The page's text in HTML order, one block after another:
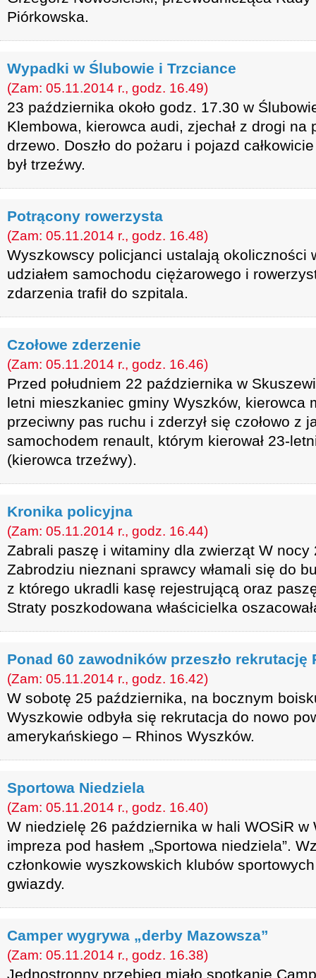
Piórkowska.
Wypadki w Ślubowie i Trzciance
(Zam: 05.11.2014 r., godz. 16.49)
23 października około godz. 17.30 w
Klembowa, kierowca audi, zjechał z drogi na
drzewo. Doszło do pożaru i pojazd
był trzeźwy.
Potrącony rowerzysta
(Zam: 05.11.2014 r., godz. 16.48)
Wyszkowscy policjanci ustalają okoliczności
udziałem samochodu ciężarowego i
zdarzenia trafił do szpitala.
Czołowe zderzenie
(Zam: 05.11.2014 r., godz. 16.46)
Przed południem 22 października w
letni mieszkaniec gminy Wyszków, kierowca
przeciwny pas ruchu i zderzył się czołowo z
samochodem renault, którym kierował 23-
(kierowca trzeźwy).
Kronika policyjna
(Zam: 05.11.2014 r., godz. 16.44)
Zabrali paszę i witaminy dla zwierząt W nocy
Zabrodziu nieznani sprawcy włamali się do
z którego ukradli kasę rejestrującą oraz
Straty poszkodowana właścicielka
Ponad 60 zawodników przeszło rekrutację
(Zam: 05.11.2014 r., godz. 16.42)
W sobotę 25 października, na bocznym
Wyszkowie odbyła się rekrutacja do nowo
amerykańskiego – Rhinos Wyszków.
Sportowa Niedziela
(Zam: 05.11.2014 r., godz. 16.40)
W niedzielę 26 października w hali WOSiR w
impreza pod hasłem „Sportowa niedziela”.
członkowie wyszkowskich klubów
gwiazdy.
Camper wygrywa „derby Mazowsza”
(Zam: 05.11.2014 r., godz. 16.38)
Jednostronny przebieg miało spotkanie